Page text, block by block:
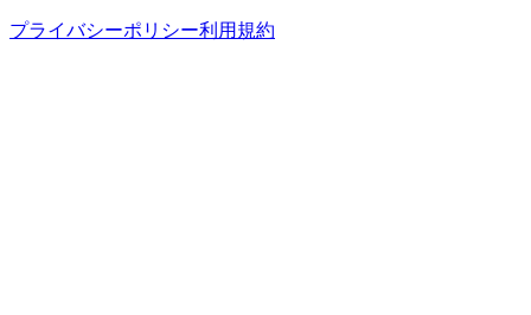
プライバシーポリシー利用規約